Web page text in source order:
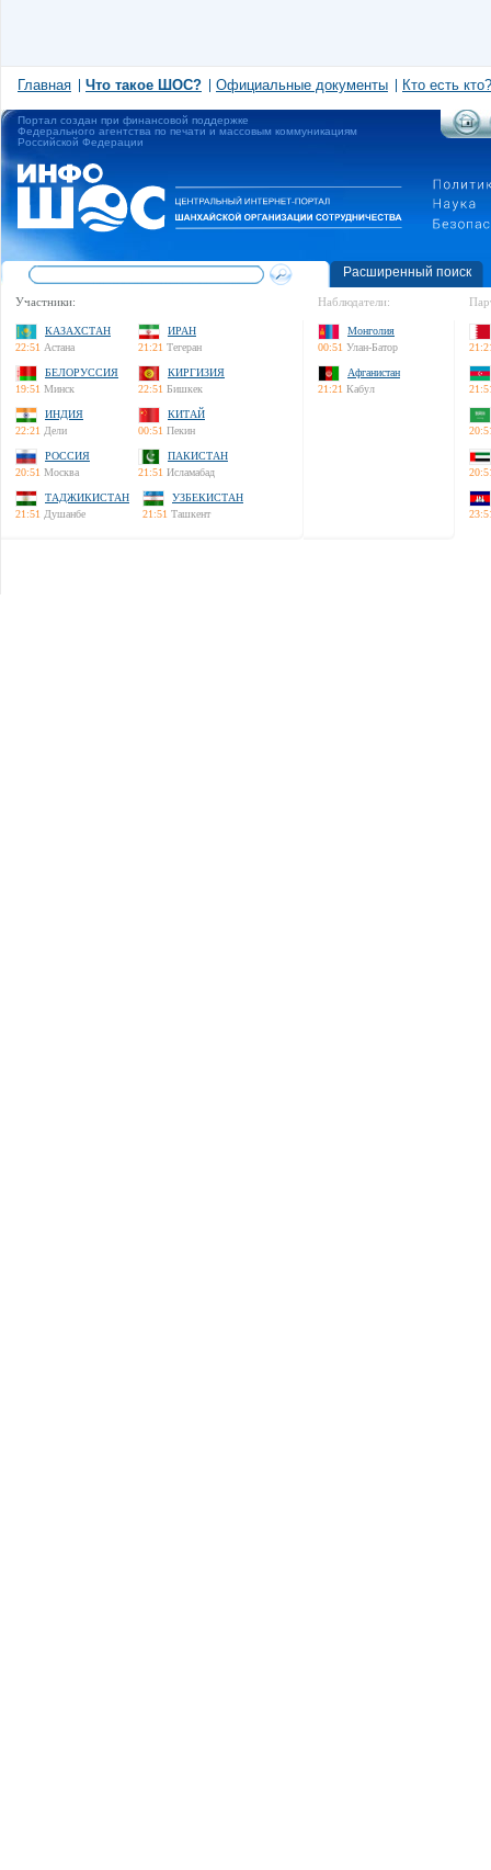
Главная Что такое ШОС? Официальные документы Кто есть кто?
Портал создан при финансовой поддержке
Федерального агентства по печати и массовым коммуникациям
Российской Федерации
Расширенный поиск
Участники:
КАЗАХСТАН
22:51 Астана
ИРАН
21:21 Тегеран
БЕЛОРУССИЯ
19:51 Минск
КИРГИЗИЯ
22:51 Бишкек
ИНДИЯ
22:21 Дели
КИТАЙ
00:51 Пекин
РОССИЯ
20:51 Москва
ПАКИСТАН
21:51 Исламабад
ТАДЖИКИСТАН
21:51 Душанбе
УЗБЕКИСТАН
21:51 Ташкент
Наблюдатели:
Монголия
00:51 Улан-Батор
Афганистан
21:21 Кабул